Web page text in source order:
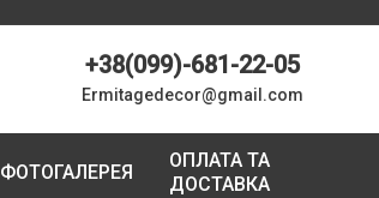
+38(099)-681-22-05
Ermitagedecor@gmail.com
ФОТОГАЛЕРЕЯ
ОПЛАТА ТА
ДОСТАВКА